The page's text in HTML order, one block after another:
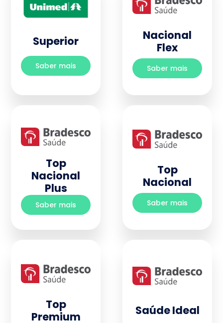
Superior
Saber mais
Nacional
Flex
Saber mais
Top
Nacional
Plus
Saber mais
Top
Nacional
Saber mais
Top
Premium
Saúde Ideal